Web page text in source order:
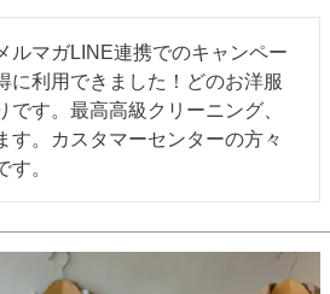
ルマガLINE連携でのキャンペー
に利用できました！どのお洋服
です。最高高級クリーニング、
す。カスタマーセンターの方々
。